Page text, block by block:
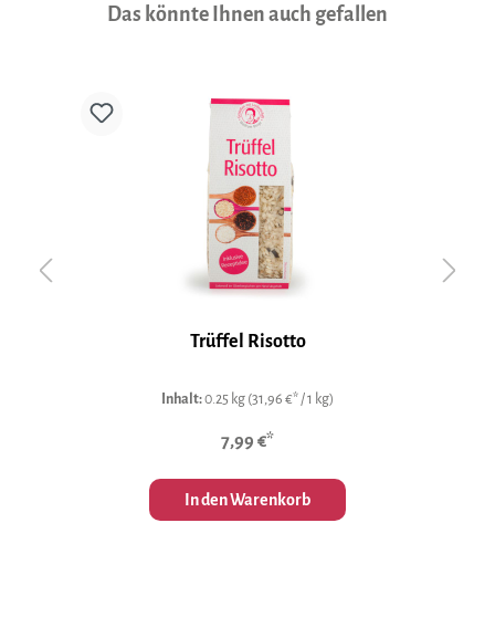
Produktgalerie überspringen
Das könnte Ihnen auch gefallen
Trüffel Risotto
Inhalt:0.25 kg (31,96 €* / 1 kg)
7,99 €*
In den Warenkorb